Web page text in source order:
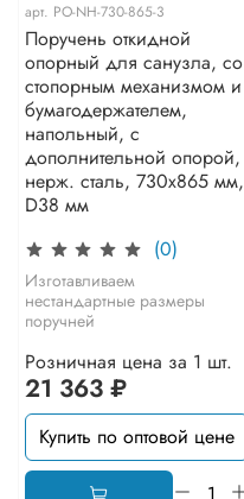
арт. PO-NH-730-865-3
Поручень откидной
опорный для санузла, со
стопорным механизмом и
бумагодержателем,
напольный, с
дополнительной опорой,
нерж. сталь, 730x865 мм,
D38 мм
(0)
Изготавливаем
нестандартные размеры
поручней
Розничная цена за 1 шт.
21 363 ₽
Купить по оптовой цене